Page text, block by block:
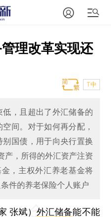
理改革实现还
T中
，且超出了外汇储备的
间。对于如何再分配，
国债，用于向央行置换
产，所得的外汇资产注资
，主权外汇养老基金将
件的养老保险个人账户
张斌）外汇储备能不能